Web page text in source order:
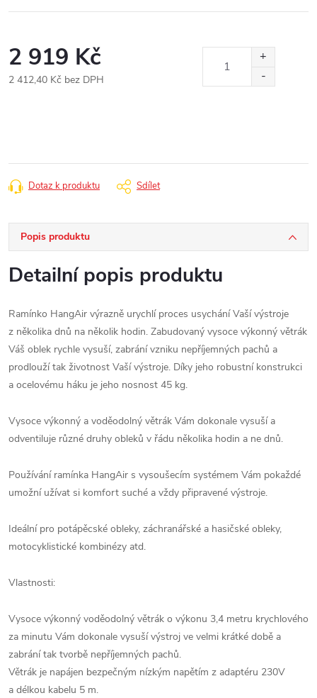
2 919 Kč
2 412,40 Kč bez DPH
Dotaz k produktu Sdílet
Popis produktu
Detailní popis produktu
Ramínko HangAir výrazně urychlí proces usychání Vaší výstroje
z několika dnů na několik hodin. Zabudovaný vysoce výkonný větrák
Váš oblek rychle vysuší, zabrání vzniku nepříjemných pachů a
prodlouží tak životnost Vaší výstroje. Díky jeho robustní konstrukci
a ocelovému háku je jeho nosnost 45 kg.
Vysoce výkonný a voděodolný větrák Vám dokonale vysuší a
odventiluje různé druhy obleků v řádu několika hodin a ne dnů.
Používání ramínka HangAir s vysoušecím systémem Vám pokaždé
umožní užívat si komfort suché a vždy připravené výstroje.
Ideální pro potápěcské obleky, záchranářské a hasičské obleky,
motocyklistické kombinézy atd.
Vlastnosti:
Vysoce výkonný voděodolný větrák o výkonu 3,4 metru krychlového
za minutu Vám dokonale vysuší výstroj ve velmi krátké době a
zabrání tak tvorbě nepříjemných pachů.
Větrák je napájen bezpečným nízkým napětím z adaptéru 230V
a délkou kabelu 5 m.